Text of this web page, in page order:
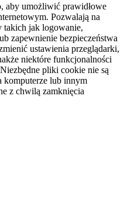
aby umożliwić prawidłowe
Pozwalają na
takich jak logowanie,
zapewnienie bezpieczeństwa
ustawienia przeglądarki,
niektóre funkcjonalności
pliki cookie nie są
komputerze lub innym
z chwilą zamknięcia